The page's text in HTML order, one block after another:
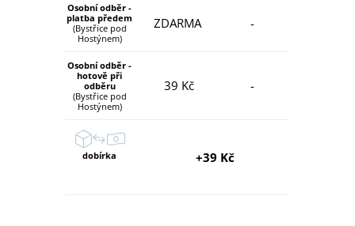
Osobní odběr -
platba předem
(Bystřice pod
Hostýnem)
ZDARMA -
Osobní odběr -
hotově při
odběru
(Bystřice pod
Hostýnem)
39 Kč -
dobírka +39 Kč